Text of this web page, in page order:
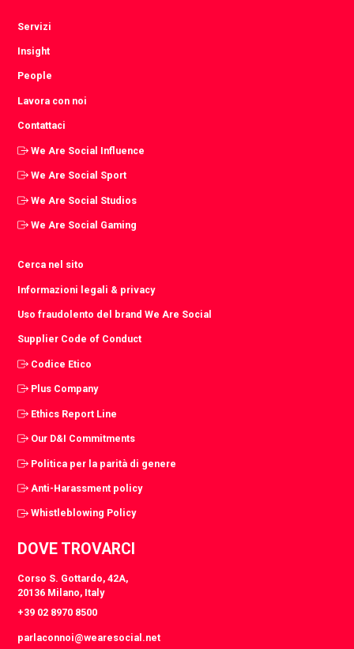
Servizi
Insight
People
Lavora con noi
Contattaci
We Are Social Influence
We Are Social Sport
We Are Social Studios
We Are Social Gaming
Cerca nel sito
Informazioni legali & privacy
Uso fraudolento del brand We Are Social
Supplier Code of Conduct
Codice Etico
Plus Company
Ethics Report Line
Our D&I Commitments
Politica per la parità di genere
Anti-Harassment policy
Whistleblowing Policy
DOVE TROVARCI
Corso S. Gottardo, 42A,
20136 Milano, Italy
+39 02 8970 8500
parlaconnoi@wearesocial.net